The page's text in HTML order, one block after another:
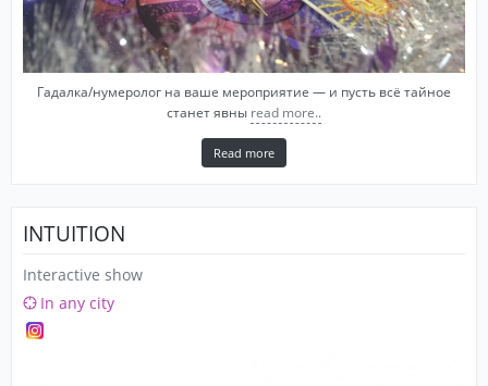
Гадалка/нумеролог на ваше мероприятие — и пусть всё тайное
станет явны read more..
Read more
INTUITION
Interactive show
In any city